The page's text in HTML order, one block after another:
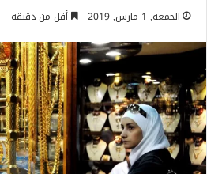
الجمعة, 1 مارس, 2019 أقل من دقيقة